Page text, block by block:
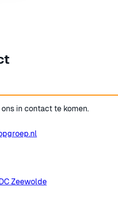
in contact te komen.
Zeewolde